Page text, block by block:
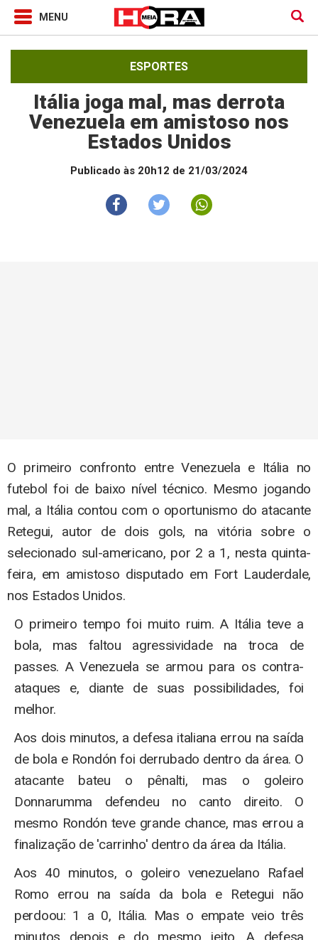
ESPORTES
Itália joga mal, mas derrota
Venezuela em amistoso nos
Estados Unidos
Publicado às 20h12 de 21/03/2024
O primeiro confronto entre Venezuela e Itália no
futebol foi de baixo nível técnico. Mesmo jogando
mal, a Itália contou com o oportunismo do atacante
Retegui, autor de dois gols, na vitória sobre o
selecionado sul-americano, por 2 a 1, nesta quinta-
feira, em amistoso disputado em Fort Lauderdale,
nos Estados Unidos.
O primeiro tempo foi muito ruim. A Itália teve a
bola, mas faltou agressividade na troca de
passes. A Venezuela se armou para os contra-
ataques e, diante de suas possibilidades, foi
melhor.
Aos dois minutos, a defesa italiana errou na saída
de bola e Rondón foi derrubado dentro da área. O
atacante bateu o pênalti, mas o goleiro
Donnarumma defendeu no canto direito. O
mesmo Rondón teve grande chance, mas errou a
finalização de 'carrinho' dentro da área da Itália.
Aos 40 minutos, o goleiro venezuelano Rafael
Romo errou na saída da bola e Retegui não
perdoou: 1 a 0, Itália. Mas o empate veio três